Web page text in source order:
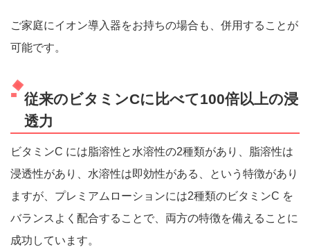
ご家庭にイオン導入器をお持ちの場合も、併用することが
可能です。
従来のビタミンCに比べて100倍以上の浸
透力
ビタミンC には脂溶性と水溶性の2種類があり、脂溶性は
浸透性があり、水溶性は即効性がある、という特徴があり
ますが、プレミアムローションには2種類のビタミンC を
バランスよく配合することで、両方の特徴を備えることに
成功しています。